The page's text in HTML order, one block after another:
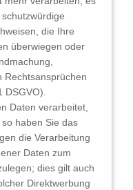
die Ihre
überwiegen oder
Rechtsansprüchen
DSGVO).
Daten verarbeitet,
haben Sie das
die Verarbeitung
Daten zum
dies gilt auch
Direktwerbung